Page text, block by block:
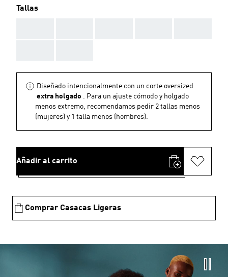
Tallas
Diseñado intencionalmente con un corte oversized
extra holgado . Para un ajuste cómodo y holgado
menos extremo, recomendamos pedir 2 tallas menos
(mujeres) y 1 talla menos (hombres).
Añadir al carrito
Comprar Casacas Ligeras